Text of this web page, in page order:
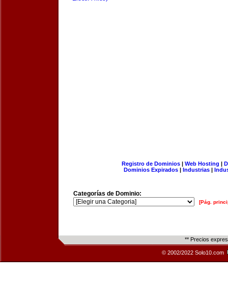
Registro de Dominios| Web Hosting |
Dominios Expirados | Industrias |
Categorías de Dominio:
[Pág.
** Precios
© 2002/2022 Solo10.com